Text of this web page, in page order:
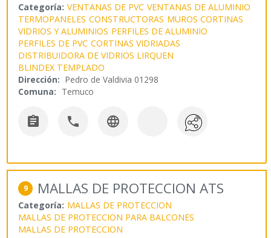
Categoría: VENTANAS DE PVC VENTANAS DE ALUMINIO
TERMOPANELES CONSTRUCTORAS MUROS CORTINAS
VIDRIOS Y ALUMINIOS PERFILES DE ALUMINIO
PERFILES DE PVC CORTINAS VIDRIADAS
DISTRIBUIDORA DE VIDRIOS LIRQUEN
BLINDEX TEMPLADO
Dirección: Pedro de Valdivia 01298
Comuna: Temuco
  
9 MALLAS DE PROTECCION ATS
Categoría: MALLAS DE PROTECCION
MALLAS DE PROTECCION PARA BALCONES
MALLAS DE PROTECCION